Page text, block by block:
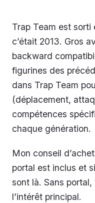
Trap Team est sorti
c’était 2013. Gros
backward
figurines des
dans Trap Team
(déplacement,
compétences
chaque génération.
Mon conseil
portal est inclus et
sont là. Sans portal,
l’intérêt principal.